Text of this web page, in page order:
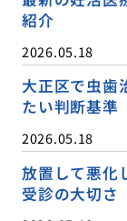
紹介
2026.05.18
大正区で虫歯
たい判断基準
2026.05.18
放置して悪化
受診の大切さ